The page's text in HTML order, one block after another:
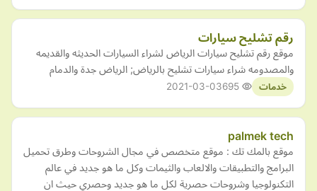
رقم تشليح سيارات
موقع رقم تشليح سيارات الرياض لشراء السيارات الحديثه والقديمه
والمصدومه شراء سيارات تشليح بالرياض; الرياض جدة والدمام
خدمات 2021-03-03
palmek tech
موقع بالمك تك : موقع متخصص في مجال الشروحات وطرق تحميل
البرامج والتطبيقات والالعاب والثيمات وكل ما هو جديد في عالم
التكنولوجيا وشروحات حصرية لكل ما هو جديد وحصري حيث ان